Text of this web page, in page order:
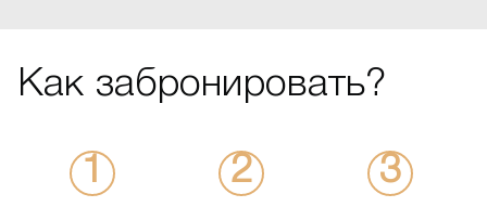
Как забронировать?